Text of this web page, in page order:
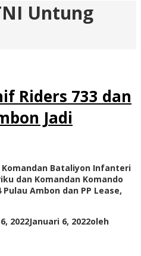
Untung
Riders 733 dan
Jadi
Bataliyon Infanteri
dan Komandan Komando
Ambon dan PP Lease,
2022Januari 6, 2022oleh